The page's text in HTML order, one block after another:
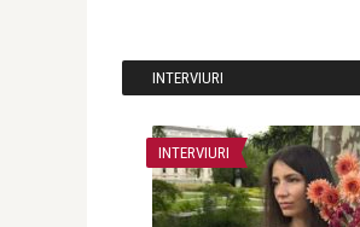
INTERVIURI
INTERVIURI